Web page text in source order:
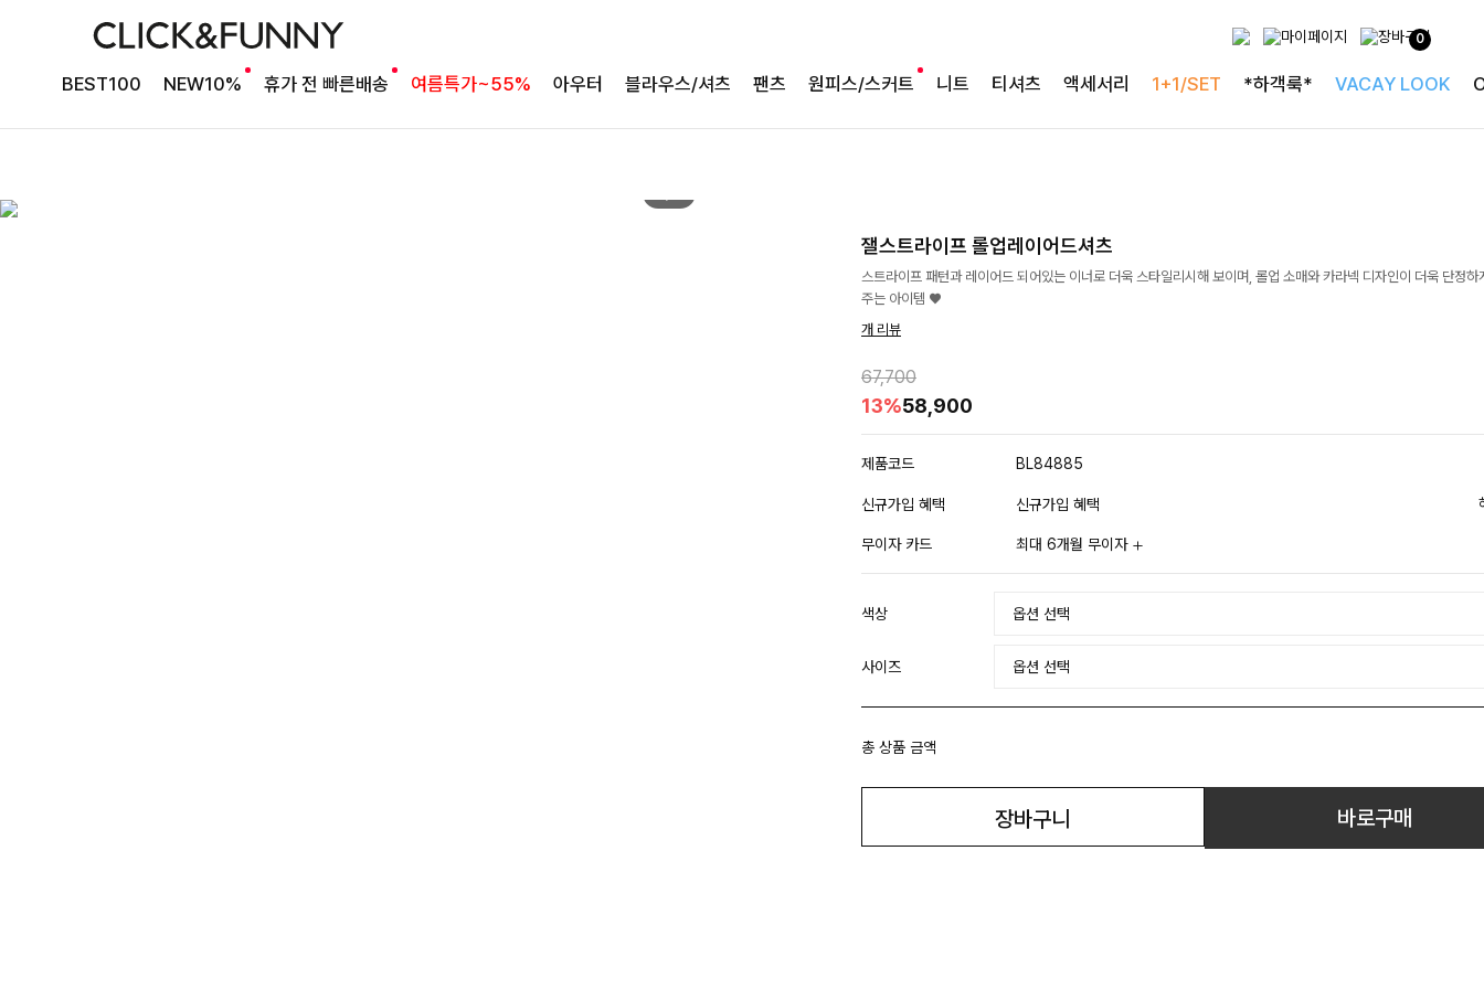
0
BEST100 NEW10% 휴가 전 빠른배송 여름특가~55% 아우터 블라우스/셔츠 팬츠 원피스/스커트 니트 티셔츠 액세서리 1+1/SET *하객룩* VACAY LOOK
잴스트라이프 롤업레이어드셔츠
스트라이프 패턴과 레이어드 되어있는 이너로 더욱 스타일리시해 보이며, 롤업 소매와 카라넥 디자인이 더욱 단정하
주는 아이템 ♥
개 리뷰
67,700
13%58,900
제품코드 BL84885
신규가입 혜택 신규가입 혜택
무이자 카드 최대 6개월 무이자
색상
사이즈
총 상품 금액
장바구니 바로구매